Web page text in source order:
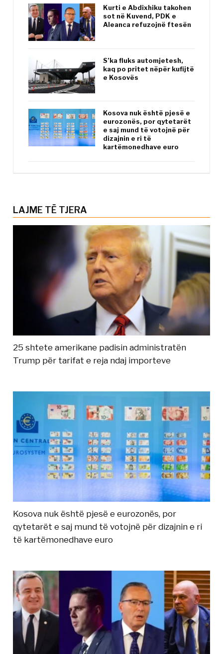
Kurti e Abdixhiku takohen
sot në Kuvend, PDK e
Aleanca refuzojnë ftesën
S’ka fluks automjetesh,
kaq po pritet nëpër kufijtë
e Kosovës
Kosova nuk është pjesë e
eurozonës, por qytetarët
e saj mund të votojnë për
dizajnin e ri të
kartëmonedhave euro
LAJME TË TJERA
25 shtete amerikane padisin administratën
Trump për tarifat e reja ndaj importeve
Kosova nuk është pjesë e eurozonës, por
qytetarët e saj mund të votojnë për dizajnin e ri
të kartëmonedhave euro